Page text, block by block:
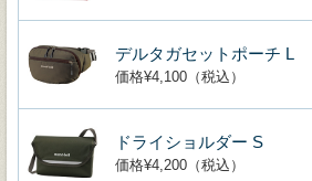
デルタガセットポーチ L
価格¥4,100（税込）
ドライショルダー S
価格¥4,200（税込）